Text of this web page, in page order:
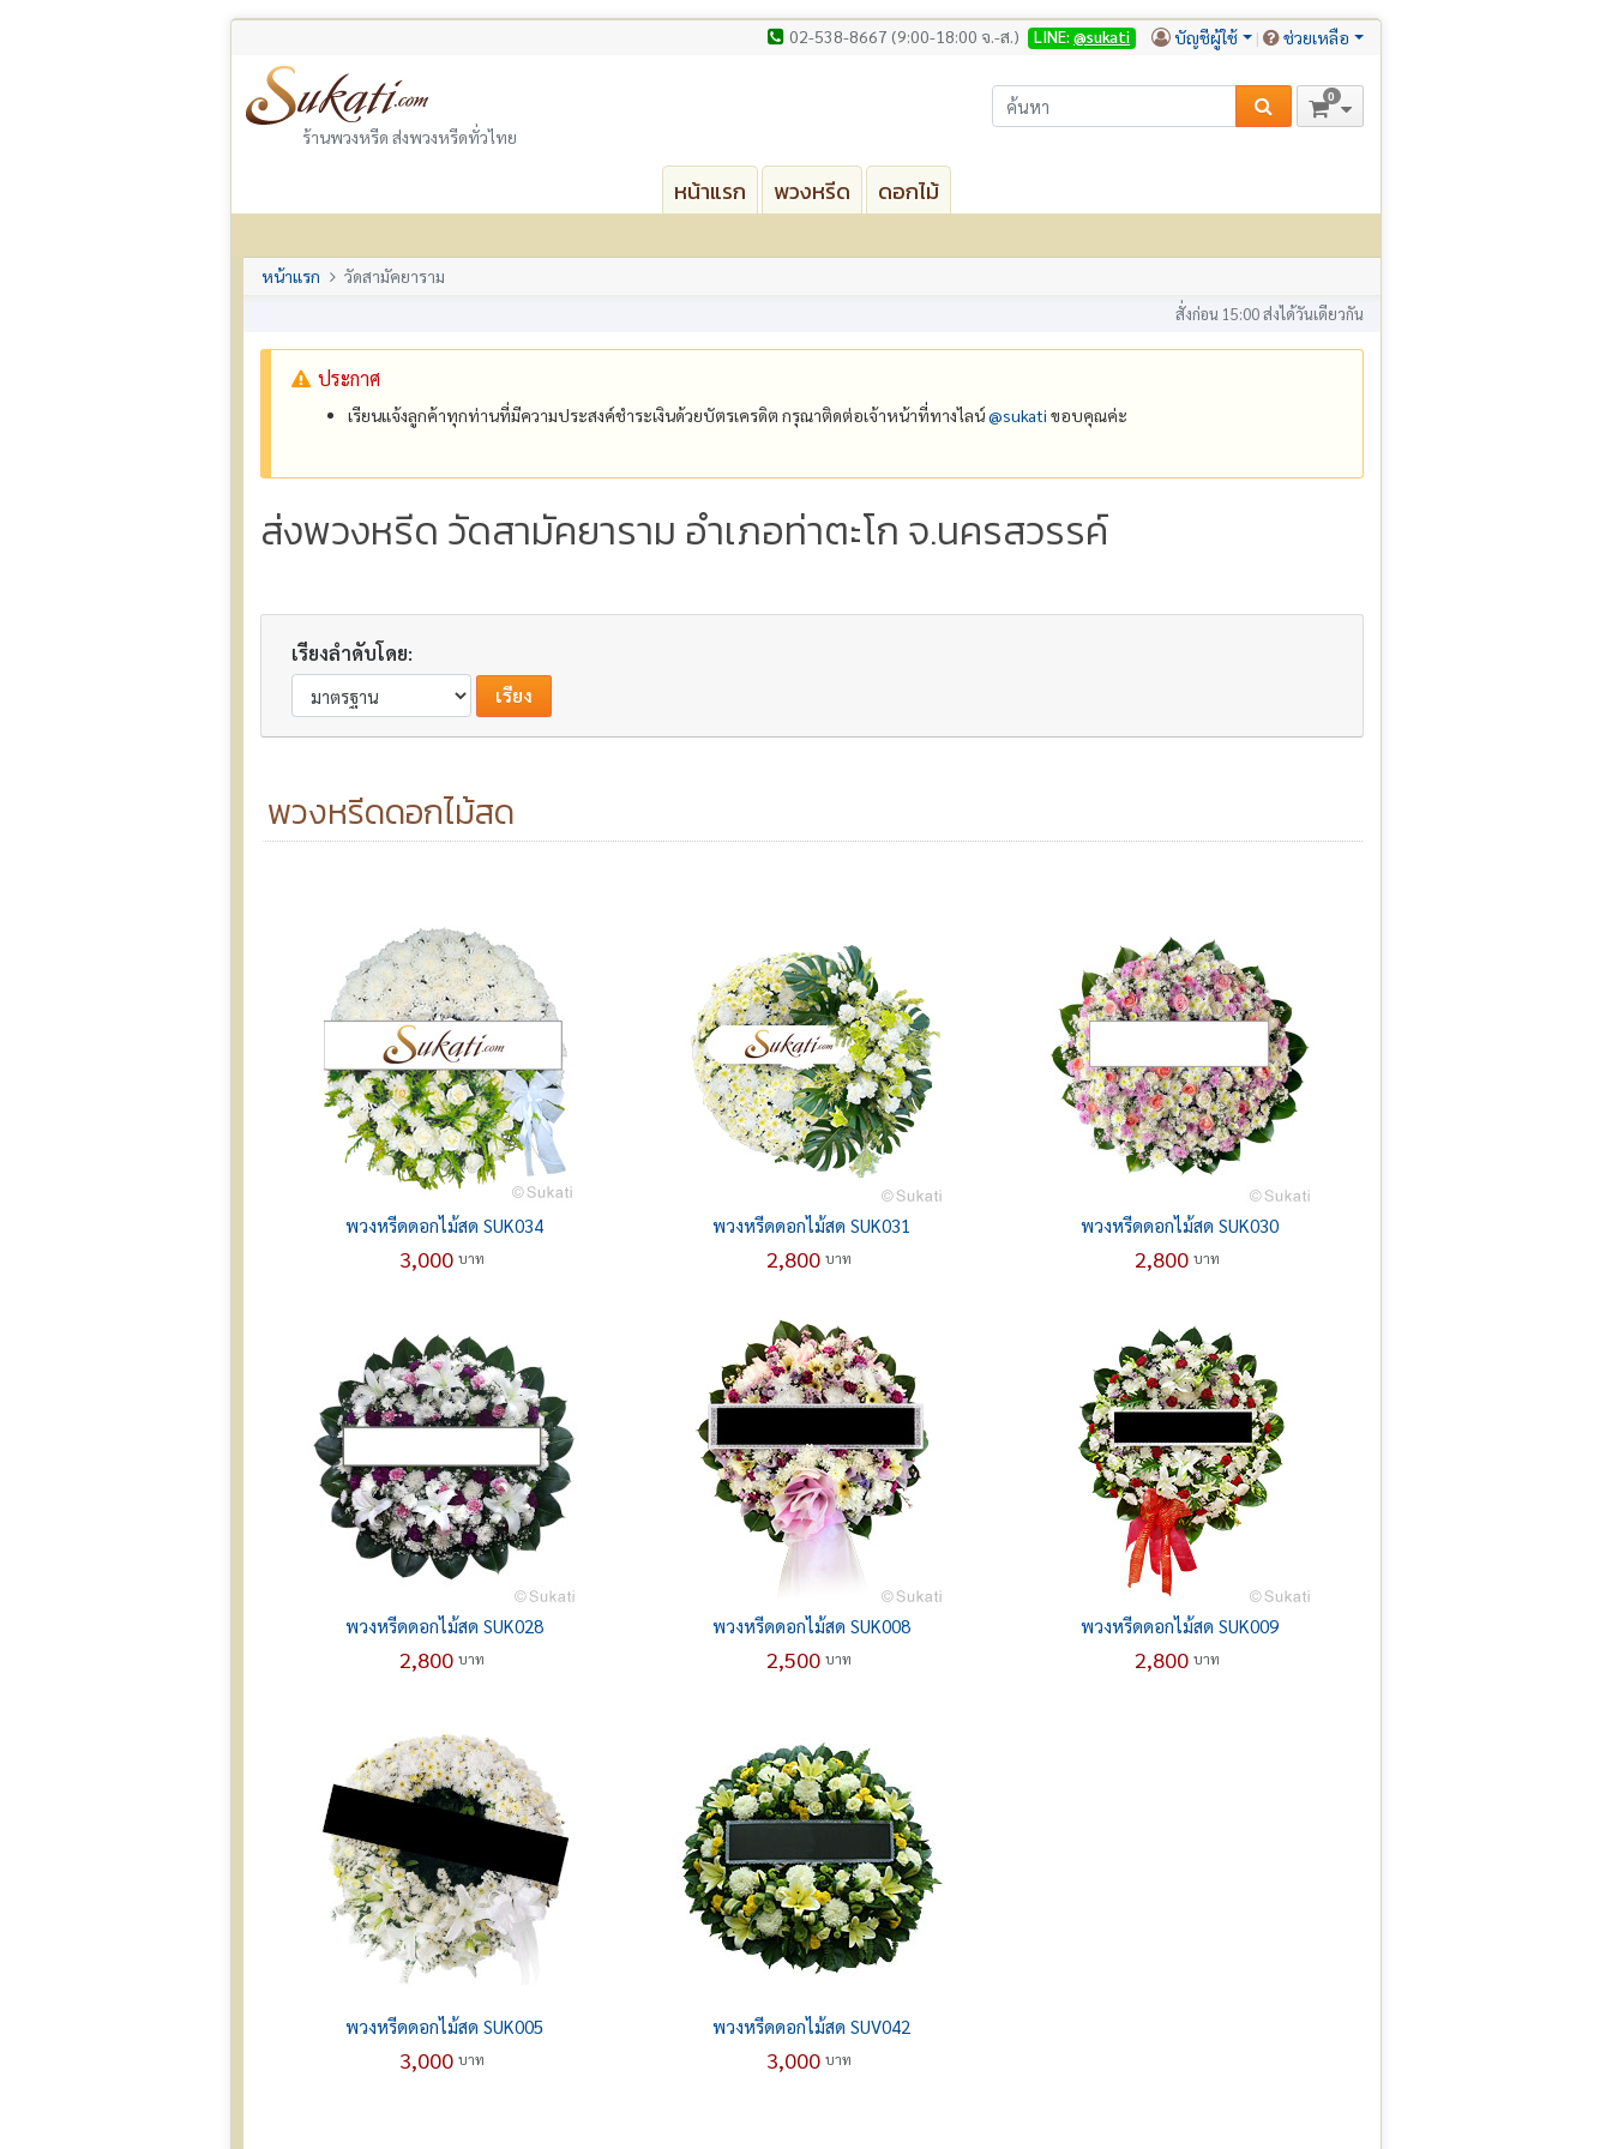
02-538-8667 (9:00-18:00 จ.-ส.) LINE:@sukati บัญชีผู้ใช้ ช่วยเหลือ
ร้านพวงหรีด ส่งพวงหรีดทั่วไทย
0
หน้าแรก พวงหรีด ดอกไม้
หน้าแรก วัดสามัคยาราม
สั่งก่อน 15:00 ส่งได้วันเดียวกัน
ประกาศ
เรียนแจ้งลูกค้าทุกท่านที่มีความประสงค์ชำระเงินด้วยบัตรเครดิต กรุณาติดต่อเจ้าหน้าที่ทางไลน์@‌sukati ขอบคุณค่ะ
ส่งพวงหรีด วัดสามัคยาราม อำเภอท่าตะโก จ.นครสวรรค์
เรียงลำดับโดย:
พวงหรีดดอกไม้สด
พวงหรีดดอกไม้สด SUK034
3,000 บาท
พวงหรีดดอกไม้สด SUK031
2,800บาท
พวงหรีดดอกไม้สด SUK030
2,800บาท
พวงหรีดดอกไม้สด SUK028
2,800 บาท
พวงหรีดดอกไม้สด SUK008
2,500บาท
พวงหรีดดอกไม้สด SUK009
2,800บาท
พวงหรีดดอกไม้สด SUK005
3,000 บาท
พวงหรีดดอกไม้สด SUV042
3,000บาท